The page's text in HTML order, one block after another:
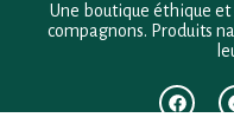
Une boutique éthique
compagnons. Produits